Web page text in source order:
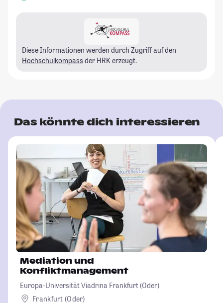
Diese Informationen werden durch Zugriff auf den
Hochschulkompass der HRK erzeugt.
Das könnte dich interessieren
Mediation und
Konfliktmanagement
Europa-Universität Viadrina Frankfurt (Oder)
Frankfurt (Oder)